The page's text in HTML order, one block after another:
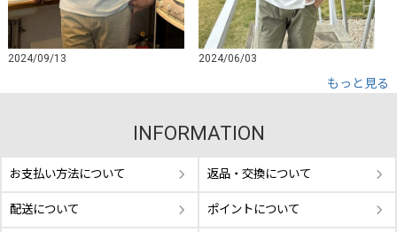
2024/09/13 2024/06/03
もっと見る
INFORMATION
お支払い方法について 返品・交換について
配送について ポイントについて